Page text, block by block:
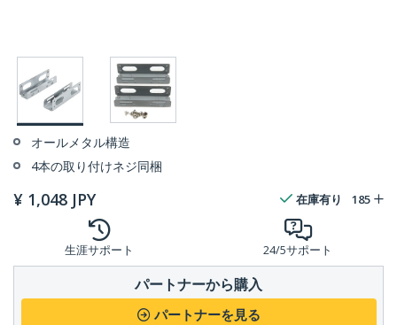
オールメタル構造
4本の取り付けネジ同梱
¥ 1,048 JPY 在庫有り 185
生涯サポート 24/5サポート
パートナーから購入
パートナーを見る